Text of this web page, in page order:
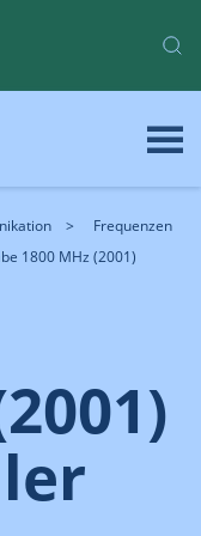
Frequenzen
1800 MHz (2001)